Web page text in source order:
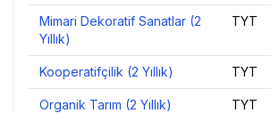
Mimari Dekoratif Sanatlar (2
Yıllık)
TYT
Kooperatifçilik (2 Yıllık) TYT
Organik Tarım (2 Yıllık) TYT